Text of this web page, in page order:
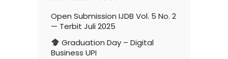
Open Submission IJDB Vol. 5 No. 2
— Terbit Juli 2025
Graduation Day – Digital
Business UPI